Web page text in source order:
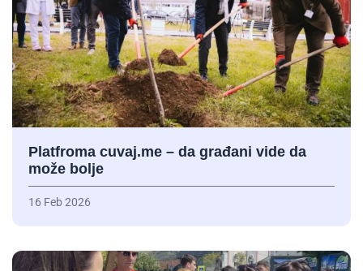
Platfroma cuvaj.me – da građani vide da
može bolje
16 Feb 2026